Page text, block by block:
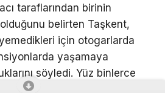
taraflarından birinin
belirten Taşkent,
için otogarlarda
yaşamaya
söyledi. Yüz binlerce
insanın uygun